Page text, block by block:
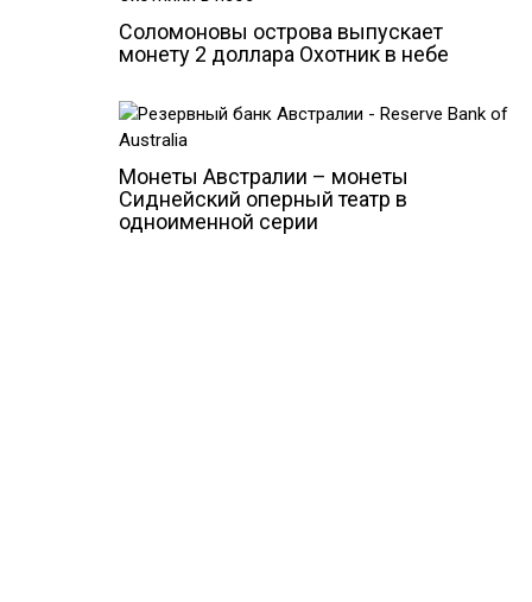
Соломоновы острова выпускает
монету 2 доллара Охотник в небе
Монеты Австралии – монеты
Сиднейский оперный театр в
одноименной серии